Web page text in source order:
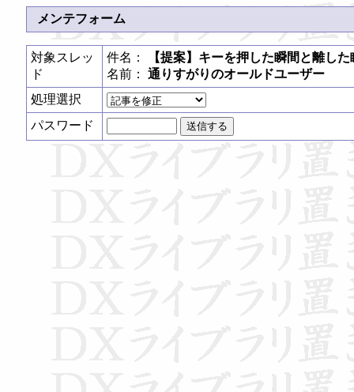
メンテフォーム
対象スレッ
ド
件名：
【提案】キーを押した瞬間と離し
名前： 通りすがりのオールドユーザー
処理選択
パスワード